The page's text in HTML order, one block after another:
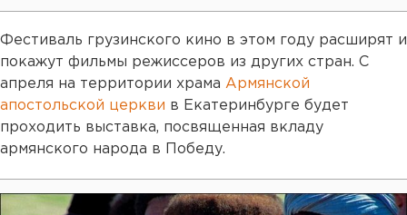
Фестиваль грузинского кино в этом году расширят и
покажут фильмы режиссеров из других стран. С
апреля на территории храма Армянской
апостольской церкви в Екатеринбурге будет
проходить выставка, посвященная вкладу
армянского народа в Победу.